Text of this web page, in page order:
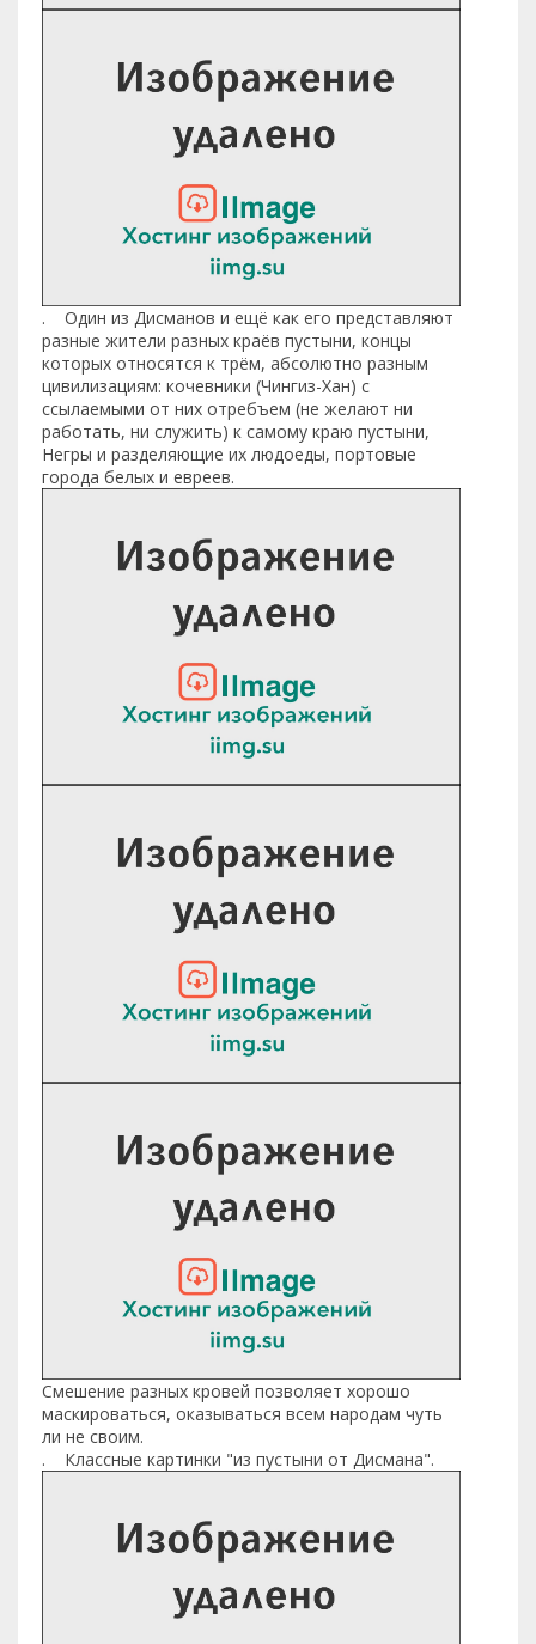
. Один из Дисманов и ещё как его представляют
разные жители разных краёв пустыни, концы
которых относятся к трём, абсолютно разным
цивилизациям: кочевники (Чингиз-Хан) с
ссылаемыми от них отребъем (не желают ни
работать, ни служить) к самому краю пустыни,
Негры и разделяющие их людоеды, портовые
города белых и евреев.
Смешение разных кровей позволяет хорошо
маскироваться, оказываться всем народам чуть
ли не своим.
. Классные картинки "из пустыни от Дисмана".